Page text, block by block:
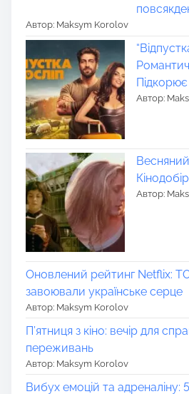
Автор: Maksym Korolov
Автор:
Автор:
Оновлений рейтинг Netflix:
завоювали українське серце
Автор: Maksym Korolov
П’ятниця з кіно: вечір для
переживань
Автор: Maksym Korolov
Вибух емоцій та адреналіну: